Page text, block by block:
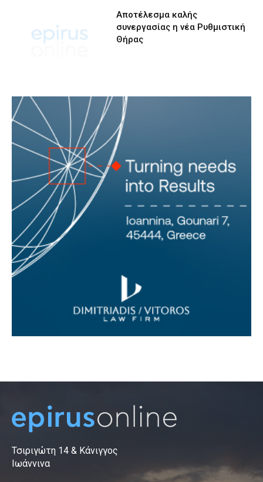
Αποτέλεσμα καλής
συνεργασίας η νέα Ρυθμιστική
Θήρας
Τσιριγώτη 14 & Κάνιγγος
Ιωάννινα